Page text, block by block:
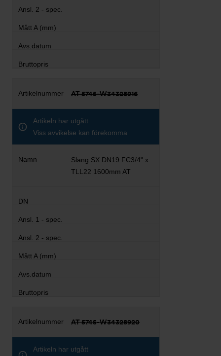
AT 5745-W34328916
Artikeln har utgått
Viss avvikelse kan förekomma
Slang SX DN19 FC3/4" x
TLL22 1600mm AT
AT 5745-W34328920
Artikeln har utgått